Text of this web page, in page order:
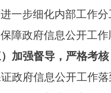
一步细化内部工作
障政府信息公开工作
）加强督导，严格考核
政府信息公开工作